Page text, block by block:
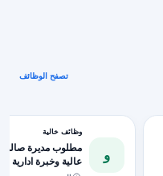
تصفح الوظائف
و
وظائف خالية
مطلوب مديرة صالون
عالية وخبرة ادارية